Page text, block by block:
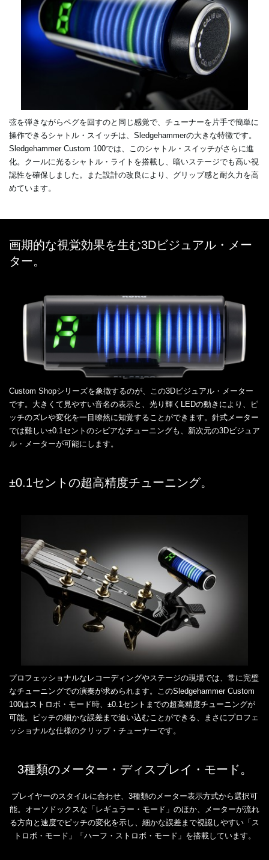
弦を弾きながらペグを回すのと同じ感覚で、チューナーを片手で簡単に
操作できるシャトル・スイッチは、Sledgehammerの大きな特徴です。
Sledgehammer Custom 100では、このシャトル・スイッチがさらに進
化。クールに光るシャトル・ライトを搭載し、暗いステージでも高い視
認性を確保しました。また設計の改良により、グリップ感と耐久力を高
めています。
画期的な視覚効果を生む3Dビジュアル・メー
ター。
Custom Shopシリーズを象徴するのが、この3Dビジュアル・メーター
です。大きくて見やすい音名の表示と、光り輝くLEDの動きにより、ピ
ッチのズレや変化を一目瞭然に知覚することができます。針式メーター
では難しい±0.1セントのシビアなチューニングも、新次元の3Dビジュア
ル・メーターが可能にします。
±0.1セントの超高精度チューニング。
プロフェッショナルなレコーディングやステージの現場では、常に完璧
なチューニングでの演奏が求められます。このSledgehammer Custom
100はストロボ・モード時、±0.1セントまでの超高精度チューニングが
可能。ピッチの細かな誤差まで追い込むことができる、まさにプロフェ
ッショナルな仕様のクリップ・チューナーです。
3種類のメーター・ディスプレイ・モード。
プレイヤーのスタイルに合わせ、3種類のメーター表示方式から選択可
能。オーソドックスな「レギュラー・モード」のほか、メーターが流れ
る方向と速度でピッチの変化を示し、細かな誤差まで視認しやすい「ス
トロボ・モード」「ハーフ・ストロボ・モード」を搭載しています。